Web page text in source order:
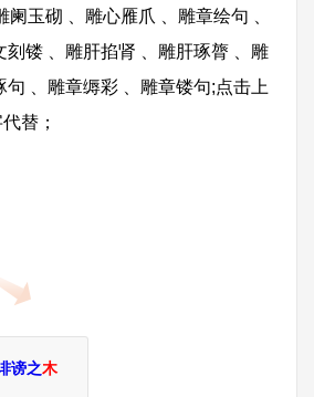
玉砌 、雕心雁爪 、雕章绘句 、
镂 、雕肝掐肾 、雕肝琢膂 、雕
、雕章缛彩 、雕章镂句;点击上
替；
谤之木